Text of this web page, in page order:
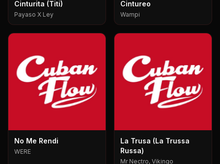
Cinturita (Titi)
Payaso X Ley
Cintureo
Wampi
No Me Rendi
WERE
La Trusa (La Trussa
Russa)
Mr Nectro, Vikingo